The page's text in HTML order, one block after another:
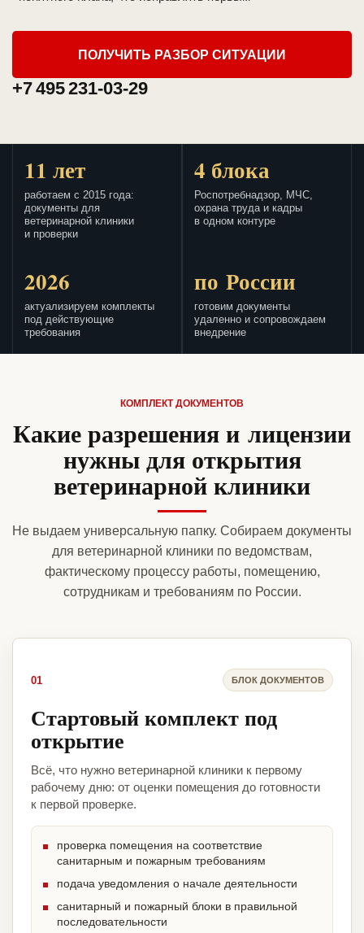
ПОЛУЧИТЬ РАЗБОР СИТУАЦИИ
+7 495 231-03-29
11 лет
работаем с 2015 года:
документы для
ветеринарной клиники
и проверки
4 блока
Роспотребнадзор, МЧС,
охрана труда и кадры
в одном контуре
2026
актуализируем комплекты
под действующие
требования
по России
готовим документы
удаленно и сопровождаем
внедрение
КОМПЛЕКТ ДОКУМЕНТОВ
Какие разрешения и лицензии
нужны для открытия
ветеринарной клиники
Не выдаем универсальную папку. Собираем документы
для ветеринарной клиники по ведомствам,
фактическому процессу работы, помещению,
сотрудникам и требованиям по России.
01 БЛОК ДОКУМЕНТОВ
Стартовый комплект под
открытие
Всё, что нужно ветеринарной клиники к первому
рабочему дню: от оценки помещения до готовности
к первой проверке.
проверка помещения на соответствие
санитарным и пожарным требованиям
подача уведомления о начале деятельности
санитарный и пожарный блоки в правильной
последовательности